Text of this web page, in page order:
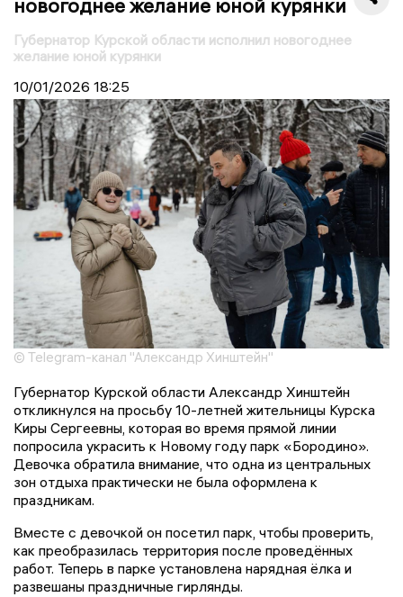
новогоднее желание юной курянки
Губернатор Курской области исполнил новогоднее
желание юной курянки
10/01/2026 18:25
© Telegram-канал "Александр Хинштейн"
Губернатор Курской области Александр Хинштейн
откликнулся на просьбу 10-летней жительницы Курска
Киры Сергеевны, которая во время прямой линии
попросила украсить к Новому году парк «Бородино».
Девочка обратила внимание, что одна из центральных
зон отдыха практически не была оформлена к
праздникам.
Вместе с девочкой он посетил парк, чтобы проверить,
как преобразилась территория после проведённых
работ. Теперь в парке установлена нарядная ёлка и
развешаны праздничные гирлянды.